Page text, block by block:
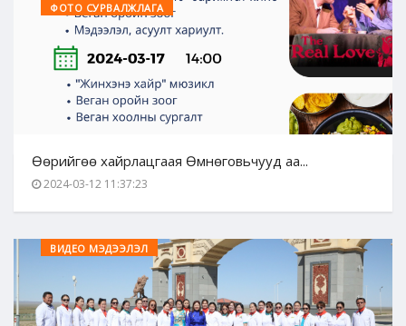
ФОТО СУРВАЛЖЛАГА
Өөрийгөө хайрлацгаая Өмнөговьчууд аа...
2024-03-12 11:37:23
ВИДЕО МЭДЭЭЛЭЛ